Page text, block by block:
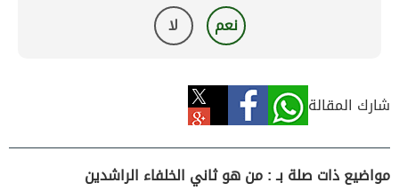
نعم لا
شارك المقالة
مواضيع ذات صلة بـ : من هو ثاني الخلفاء الراشدين